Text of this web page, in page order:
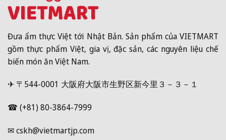
Đưa ẩm thực Việt tới Nhật Bản. Sản phẩm của VIETMART
gồm thực phẩm Việt, gia vị, đặc sản, các nguyên liệu chế
biến món ăn Việt Nam.
✈ 〒544-0001 大阪府大阪市生野区新今里３－３－１
☎ (+81) 80-3864-7999
✉ cskh@vietmartjp.com